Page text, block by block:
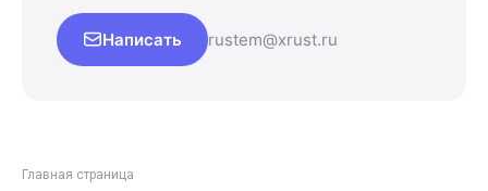
Написать rustem@xrust.ru
Главная страница